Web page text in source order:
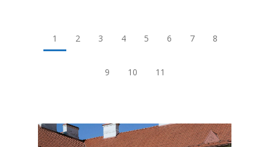
1 2 3 4 5 6 7 8
9 10 11